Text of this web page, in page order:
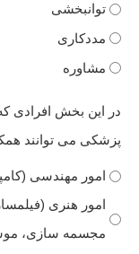
توانبخشی
مددکاری
مشاوره
در این بخش افرادی
پزشکی می توانند
امور مهندسی
امور هنری
مجسمه سازی،